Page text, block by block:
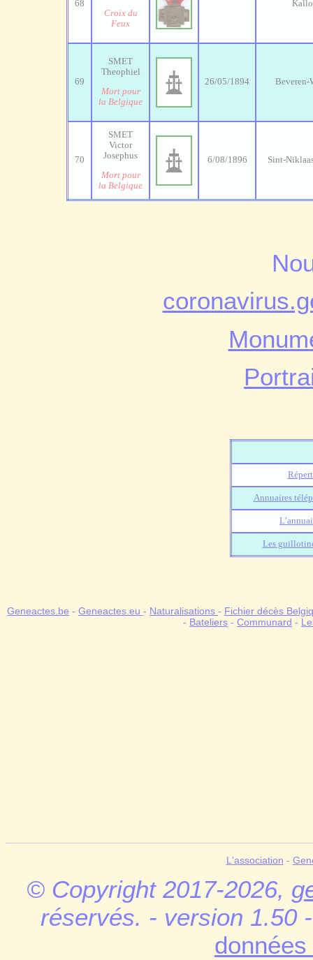
68
Croix du
Feux
Kallo
69
SMET
Theophiel
Mort pour
la Belgique
26/05/1894 Beveren-
70
SMET
Victor
Josephus
Mort pour
la Belgique
6/08/1896 Sint-
Annuaires
Les
Geneactes.be - Geneactes.eu - Naturalisations - Fichier décès
- Bateliers - Communard -
L'association -
© Copyright 2017-2026,
réservés. - version 1.50